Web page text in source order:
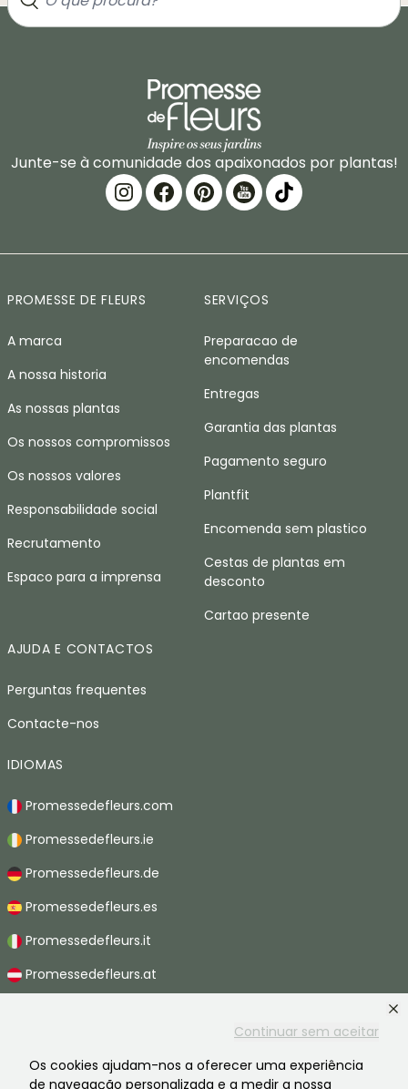
Continuar sem aceitar
Os cookies ajudam-nos a oferecer uma experiência
de navegação personalizada e a medir a nossa
Junte-se à comunidade dos apaixonados por plantas!
PROMESSE DE FLEURS
A marca
A nossa historia
As nossas plantas
Os nossos compromissos
Os nossos valores
Responsabilidade social
Recrutamento
Espaco para a imprensa
SERVIÇOS
Preparacao de
encomendas
Entregas
Garantia das plantas
Pagamento seguro
Plantfit
Encomenda sem plastico
Cestas de plantas em
desconto
Cartao presente
AJUDA E CONTACTOS
Perguntas frequentes
Contacte-nos
IDIOMAS
Promessedefleurs.com
Promessedefleurs.ie
Promessedefleurs.de
Promessedefleurs.es
Promessedefleurs.it
Promessedefleurs.at
Promessedefleurs.ch